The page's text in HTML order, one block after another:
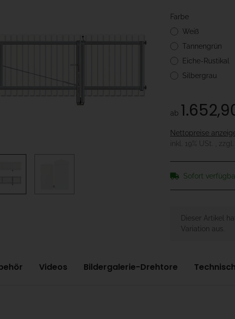
Farbe
Weiß
Tannengrün
Eiche-Rustikal
Silbergrau
ab
Nettopreise
inkl. 19% USt. , zzgl.
Sofort
x
Dieser Artikel
Variation aus.
Videos Bildergalerie-Drehtore